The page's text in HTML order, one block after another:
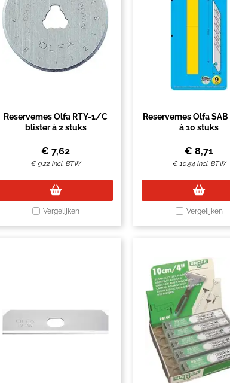
Reservemes Olfa RTY-1/C
blister à 2 stuks
€ 7,62
€ 9,22 Incl. BTW
Vergelijken
Reservemes Olfa
à 10 stuks
€ 8,71
€10,54 Incl. BTW
Vergelijken